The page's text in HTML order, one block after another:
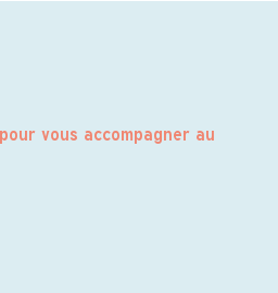
vous accompagner au